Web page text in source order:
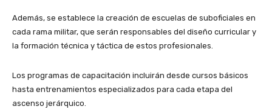
Además, se establece la creación de escuelas de suboficiales en
cada rama militar, que serán responsables del diseño curricular y
la formación técnica y táctica de estos profesionales.
Los programas de capacitación incluirán desde cursos básicos
hasta entrenamientos especializados para cada etapa del
ascenso jerárquico.